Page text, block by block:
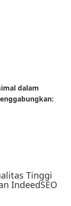
dalam
Tinggi
IndeedSEO